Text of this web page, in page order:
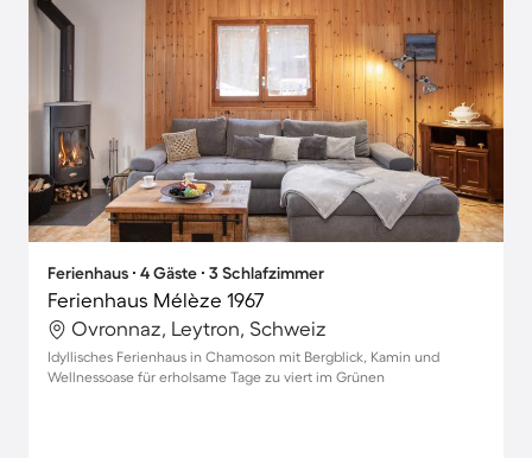
Ferienhaus ∙ 4 Gäste ∙ 3 Schlafzimmer
Ferienhaus Mélèze 1967
Ovronnaz, Leytron, Schweiz
Idyllisches Ferienhaus in Chamoson mit Bergblick, Kamin und
Wellnessoase für erholsame Tage zu viert im Grünen